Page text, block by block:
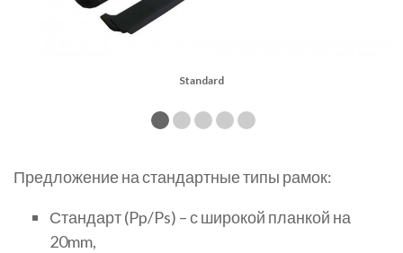
Standard
Предложение на стандартные типы рамок:
Стандарт (Pp/Ps) – с широкой планкой на
20mm,